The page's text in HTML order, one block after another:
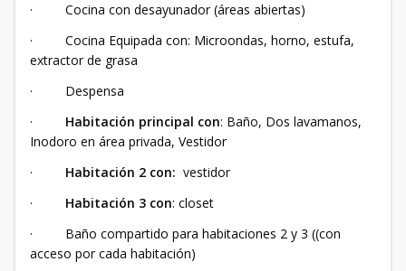
· Cocina con desayunador (áreas abiertas)
· Cocina Equipada con: Microondas, horno, estufa,
extractor de grasa
· Despensa
· Habitación principal con: Baño, Dos lavamanos,
Inodoro en área privada, Vestidor
· Habitación 2 con: vestidor
· Habitación 3 con: closet
· Baño compartido para habitaciones 2 y 3 ((con
acceso por cada habitación)